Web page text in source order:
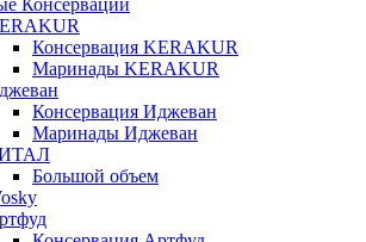
Консервации
Консервация KERAKUR
Маринады KERAKUR
Консервация Иджеван
Маринады Иджеван
Большой объем